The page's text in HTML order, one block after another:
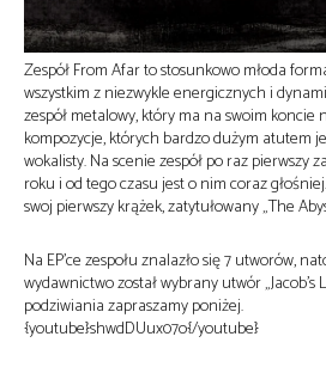
Zespół From Afar to stosunkowo młoda
wszystkim z niezwykle energicznych i
zespół metalowy, który ma na swoim koncie
kompozycje, których bardzo dużym atutem
wokalisty. Na scenie zespół po raz pierwszy
roku i od tego czasu jest o nim coraz
swoj pierwszy krążek, zatytułowany „The
Na EP’ce zespołu znalazło się 7 utworów,
wydawnictwo został wybrany utwór „Jacob’s
podziwiania zapraszamy poniżej.
{youtube}shwdDUux07o{/youtube}